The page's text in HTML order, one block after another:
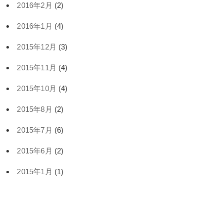
2016年2月 (2)
2016年1月 (4)
2015年12月 (3)
2015年11月 (4)
2015年10月 (4)
2015年8月 (2)
2015年7月 (6)
2015年6月 (2)
2015年1月 (1)